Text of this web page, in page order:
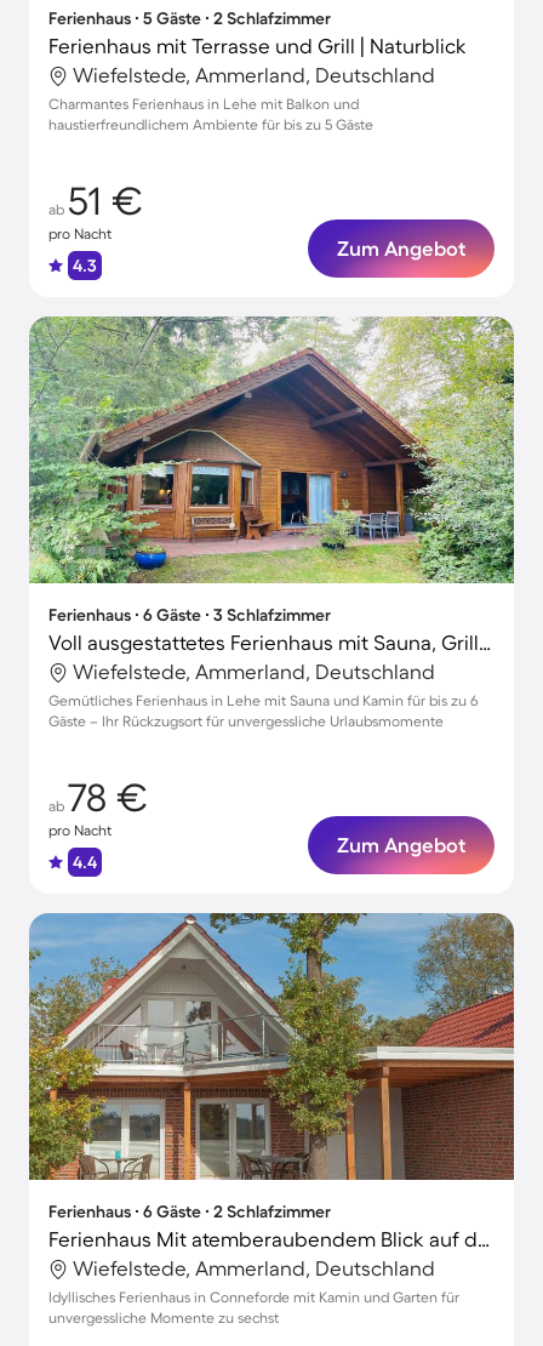
Ferienhaus ∙ 5 Gäste ∙ 2 Schlafzimmer
Ferienhaus mit Terrasse und Grill | Naturblick
Wiefelstede, Ammerland, Deutschland
Charmantes Ferienhaus in Lehe mit Balkon und
haustierfreundlichem Ambiente für bis zu 5 Gäste
ab 51 €
pro Nacht
4.3
Zum Angebot
Ferienhaus ∙ 6 Gäste ∙ 3 Schlafzimmer
Voll ausgestattetes Ferienhaus mit Sauna, Grill und Terrasse
Wiefelstede, Ammerland, Deutschland
Gemütliches Ferienhaus in Lehe mit Sauna und Kamin für bis zu 6
Gäste – Ihr Rückzugsort für unvergessliche Urlaubsmomente
ab 78 €
pro Nacht
4.4
Zum Angebot
Ferienhaus ∙ 6 Gäste ∙ 2 Schlafzimmer
Ferienhaus Mit atemberaubendem Blick auf den See
Wiefelstede, Ammerland, Deutschland
Idyllisches Ferienhaus in Conneforde mit Kamin und Garten für
unvergessliche Momente zu sechst